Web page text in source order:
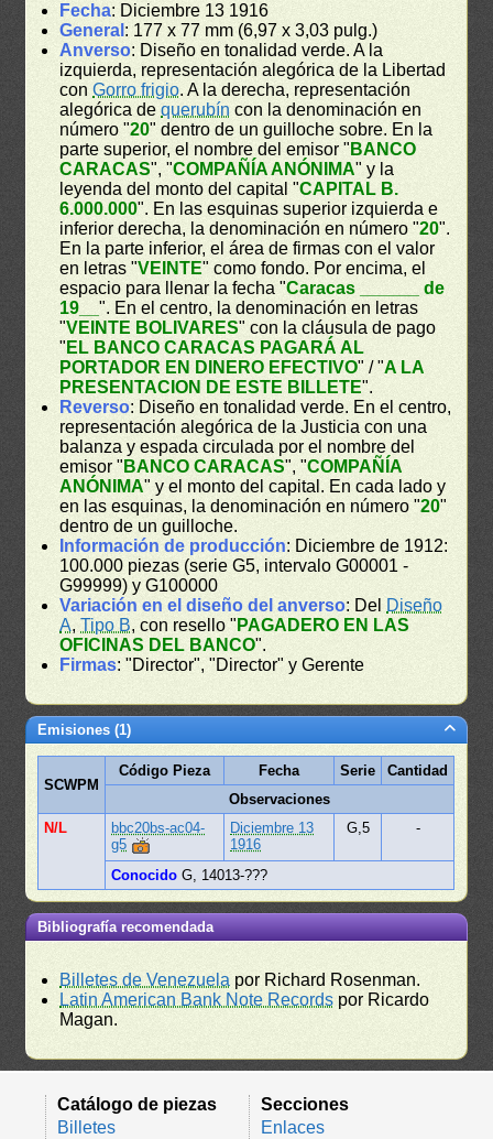
Fecha: Diciembre 13 1916
General : 177 x 77 mm (6,97 x 3,03 pulg.)
Anverso: Diseño en tonalidad verde. A la
izquierda, representación alegórica de la Libertad
conGorro frigio. A la derecha, representación
alegórica dequerubín con la denominación en
número "20" dentro de un guilloche sobre. En la
parte superior, el nombre del emisor " BANCO
CARACAS", "COMPAÑÍA ANÓNIMA" y la
leyenda del monto del capital "CAPITAL B.
6.000.000". En las esquinas superior izquierda e
inferior derecha, la denominación en número "20".
En la parte inferior, el área de firmas con el valor
en letras "VEINTE" como fondo. Por encima, el
espacio para llenar la fecha "Caracas ______ de
19__". En el centro, la denominación en letras
"VEINTE BOLIVARES" con la cláusula de pago
" EL BANCO CARACAS PAGARÁ AL
PORTADOR EN DINERO EFECTIVO" / "A LA
PRESENTACION DE ESTE BILLETE".
Reverso: Diseño en tonalidad verde. En el centro,
representación alegórica de la Justicia con una
balanza y espada circulada por el nombre del
emisor " BANCO CARACAS", "COMPAÑÍA
ANÓNIMA" y el monto del capital. En cada lado y
en las esquinas, la denominación en número "20"
dentro de un guilloche.
Información de producción: Diciembre de 1912:
100.000 piezas (serie G5, intervalo G00001 -
G99999) y G100000
Variación en el diseño del anverso: Del Diseño
A,Tipo B, con resello " PAGADERO EN LAS
OFICINAS DEL BANCO".
Firmas: "Director", "Director" y Gerente
Emisiones (1)
SCWPM
Código Pieza Fecha Serie
Cantidad
Observaciones
N/L
bbc20bs-ac04-
g5
Diciembre 13
1916
G,5 -
Conocido G, 14013-???
Bibliografía recomendada
Billetes de Venezuela por Richard Rosenman.
Latin American Bank Note Records por Ricardo
Magan.
Catálogo de piezas
Billetes
Secciones
Enlaces